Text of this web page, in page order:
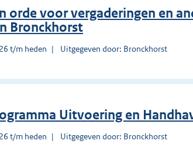
orde voor vergaderingen en
Bronckhorst
t/m heden Uitgegeven door: Bronckhorst
Uitvoering en
t/m heden Uitgegeven door: Bronckhorst